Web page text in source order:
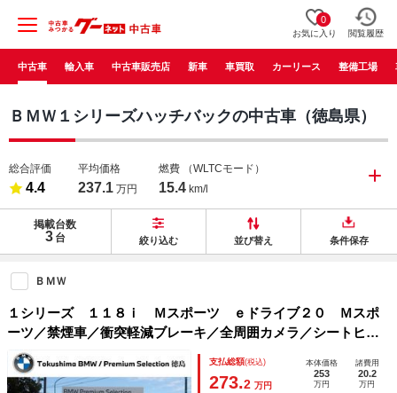
0
お気に入り 閲覧履歴
中古車 輸入車 中古車販売店 新車 車買取 カーリース 整備工場
ＢＭＷ１シリーズハッチバックの中古車（徳島県）
総合評価
4.4
平均価格
237.1 万円
燃費 （WLTCモード）
15.4 km/l
掲載台数
3 台 絞り込む 並び替え 条件保存
ＢＭＷ
１シリーズ １１８ｉ Ｍスポーツ ｅドライブ２０ Ｍスポ
ーツ／禁煙車／衝突軽減ブレーキ／全周囲カメラ／シートヒー
ター／運転席電動シート／１８インチホイール／ドライビング
アシスタントプロフェッショナル／パーキングアシストプラス
支払総額(税込)
273.2 万円
本体価格
253
万円
諸費用
20.2
万円